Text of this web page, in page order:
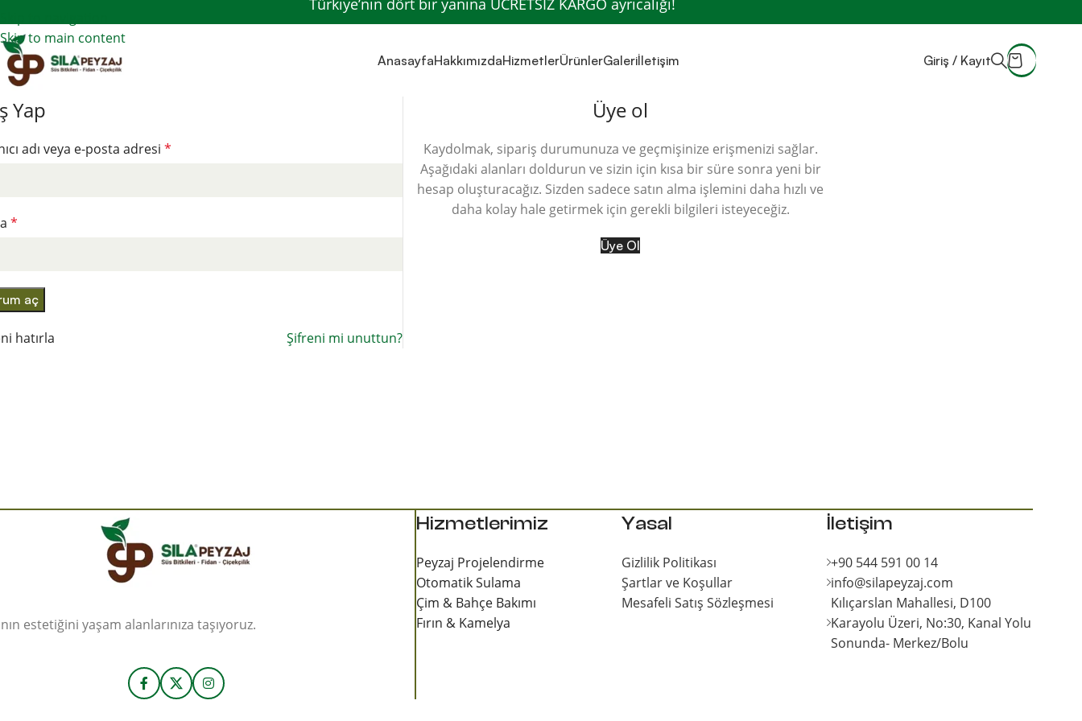
Skip to main content
AnasayfaHakkımızdaHizmetlerÜrünlerGaleriİletişim Giriş / Kayıt
Yap
adı veya e-posta adresi *
*
aç
Şifreni mi unuttun?
hatırla
Üye ol
Kaydolmak, sipariş durumunuza ve geçmişinize erişmenizi sağlar.
Aşağıdaki alanları doldurun ve sizin için kısa bir süre sonra yeni bir
hesap oluşturacağız. Sizden sadece satın alma işlemini daha hızlı ve
daha kolay hale getirmek için gerekli bilgileri isteyeceğiz.
Üye Ol
estetiğini yaşam alanlarınıza taşıyoruz.
Hizmetlerimiz
Peyzaj Projelendirme
Otomatik Sulama
Çim & Bahçe Bakımı
Fırın & Kamelya
Yasal
Gizlilik Politikası
Şartlar ve Koşullar
Mesafeli Satış Sözleşmesi
İletişim
+90 544 591 00 14
info@silapeyzaj.com
Kılıçarslan Mahallesi, D100
Karayolu Üzeri, No:30, Kanal Yolu
Sonunda- Merkez/Bolu